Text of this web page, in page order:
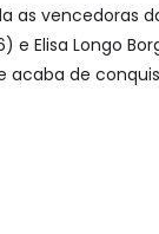
as vencedoras
e Elisa Longo
acaba de